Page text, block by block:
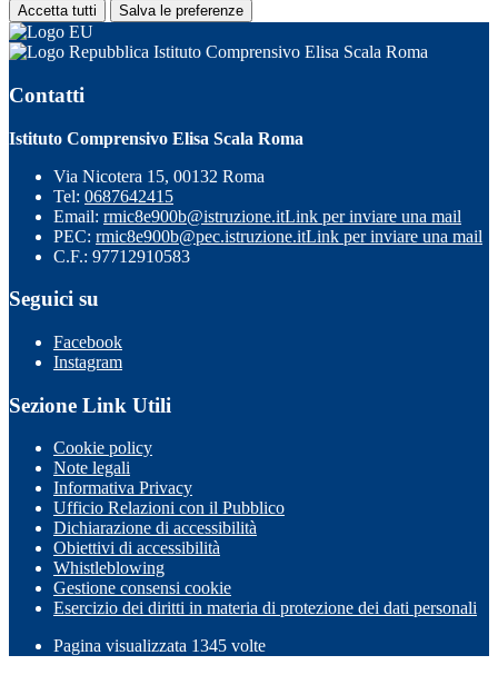
Accetta tutti Salva le preferenze
Istituto Comprensivo Elisa Scala Roma
Contatti
Istituto Comprensivo Elisa Scala Roma
Via Nicotera 15, 00132 Roma
Tel: 0687642415
Email: rmic8e900b@istruzione.itLink per inviare una mail
PEC: rmic8e900b@pec.istruzione.itLink per inviare una mail
C.F.: 97712910583
Seguici su
Facebook
Instagram
Sezione Link Utili
Cookie policy
Note legali
Informativa Privacy
Ufficio Relazioni con il Pubblico
Dichiarazione di accessibilità
Obiettivi di accessibilità
Whistleblowing
Gestione consensi cookie
Esercizio dei diritti in materia di protezione dei dati personali
Pagina visualizzata 1345 volte